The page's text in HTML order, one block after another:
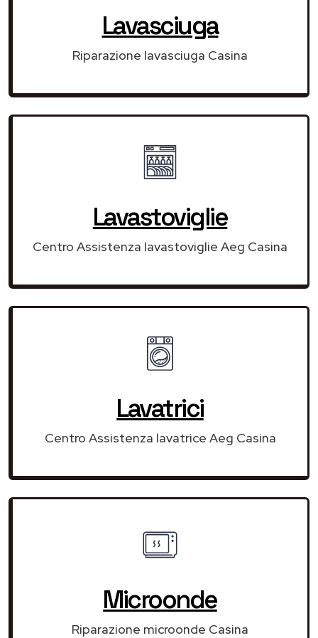
Lavasciuga
Riparazione lavasciuga Casina
Lavastoviglie
Centro Assistenza lavastoviglie Aeg Casina
Lavatrici
Centro Assistenza lavatrice Aeg Casina
Microonde
Riparazione microonde Casina